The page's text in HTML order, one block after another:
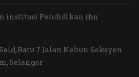
institusi Pendidikan ibn
Batu 7 Jalan Kebun Seksyen
Selangor